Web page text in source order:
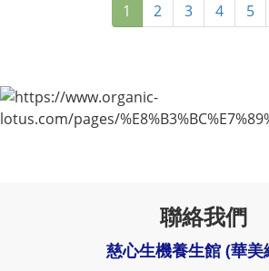
1 2 3 4 5
聯絡我們
慈心生機養生館 (華美